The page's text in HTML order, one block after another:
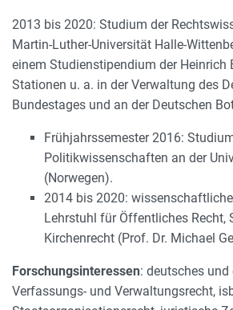
2013 bis 2020: Studium der
Martin-Luther-Universität Halle-
einem Studienstipendium der Heinrich
Stationen u. a. in der Verwaltung des
Bundestages und an der Deutschen
Frühjahrssemester 2016:
Politikwissenschaften an der
(Norwegen).
2014 bis 2020:
Lehrstuhl für Öffentliches Recht,
Kirchenrecht (Prof. Dr. Michael
Forschungsinteressen: deutsches
Verfassungs- und Verwaltungsrecht,